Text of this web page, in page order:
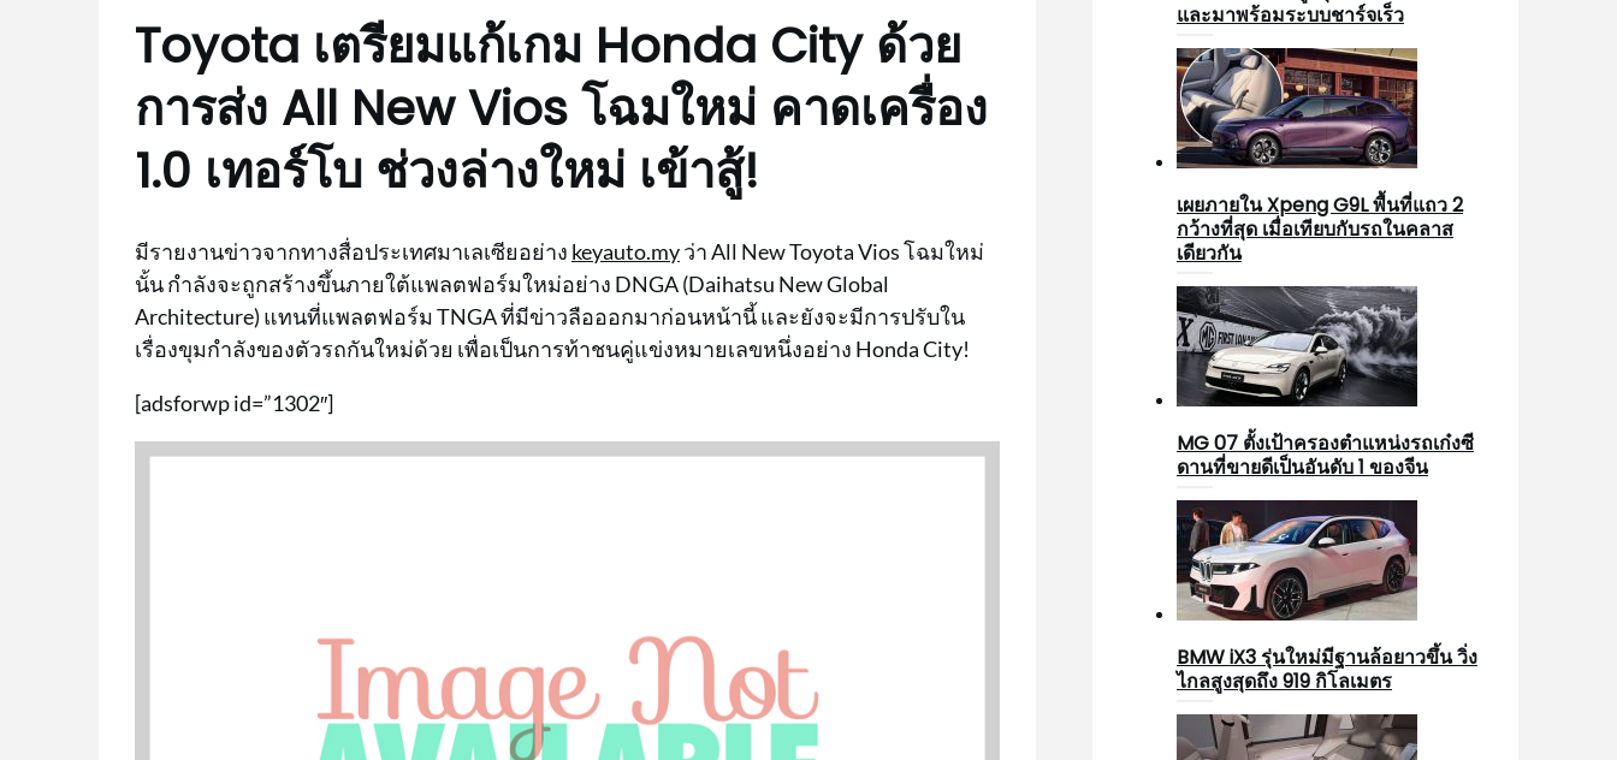
Toyota เตรียมแก้เกม Honda City ด้วย
การส่ง All New Vios โฉมใหม่ คาดเครื่อง
1.0 เทอร์โบ ช่วงล่างใหม่ เข้าสู้!
มีรายงานข่าวจากทางสื่อประเทศมาเลเซียอย่าง keyauto.myว่า All New Toyota Vios โฉมใหม่
นั้น กำลังจะถูกสร้างขึ้นภายใต้แพลตฟอร์มใหม่อย่าง DNGA (Daihatsu New Global
Architecture) แทนที่แพลตฟอร์ม TNGA ที่มีข่าวลือออกมาก่อนหน้านี้ และยังจะมีการปรับใน
เรื่องขุมกำลังของตัวรถกันใหม่ด้วย เพื่อเป็นการท้าชนคู่แข่งหมายเลขหนึ่งอย่าง Honda City!
[adsforwp id=”1302″]
และมาพร้อมระบบชาร์จเร็ว
เผยภายใน Xpeng G9L พื้นที่แถว 2
กว้างที่สุด เมื่อเทียบกับรถในคลาส
เดียวกัน
MG 07 ตั้งเป้าครองตำแหน่งรถเก๋งซี
ดานที่ขายดีเป็นอันดับ 1 ของจีน
BMW iX3 รุ่นใหม่มีฐานล้อยาวขึ้น วิ่ง
ไกลสูงสุดถึง 919 กิโลเมตร